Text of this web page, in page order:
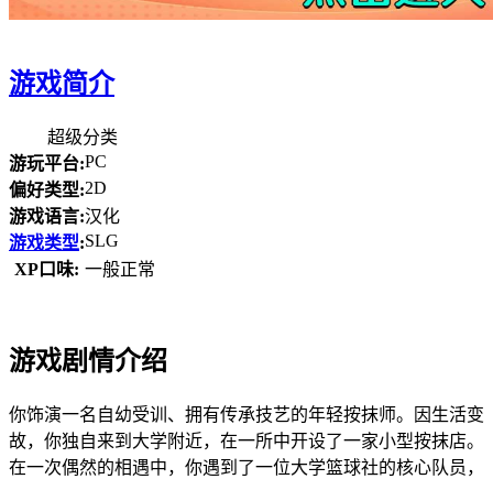
游戏简介
超级分类
游玩平台:PC
偏好类型:2D
游戏语言:汉化
游戏类型:SLG
XP口味: 一般正常
游戏剧情介绍
你饰演一名自幼受训、拥有传承技艺的年轻按抹师。因生活变
故，你独自来到大学附近，在一所中开设了一家小型按抹店。
在一次偶然的相遇中，你遇到了一位大学篮球社的核心队员，